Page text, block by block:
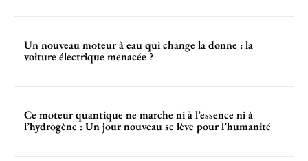
Un nouveau moteur à eau qui change la donne : la
voiture électrique menacée ?
Ce moteur quantique ne marche ni à l’essence ni à
l’hydrogène : Un jour nouveau se lève pour l’humanité